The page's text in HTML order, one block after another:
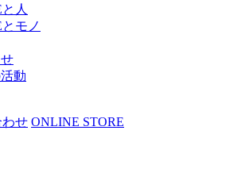
人
モノ
動
わせ ONLINE STORE